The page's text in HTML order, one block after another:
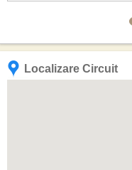
Localizare Circuit